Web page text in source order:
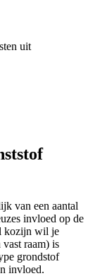
uit
van een aantal
invloed op de
kozijn wil je
raam) is
grondstof
invloed.